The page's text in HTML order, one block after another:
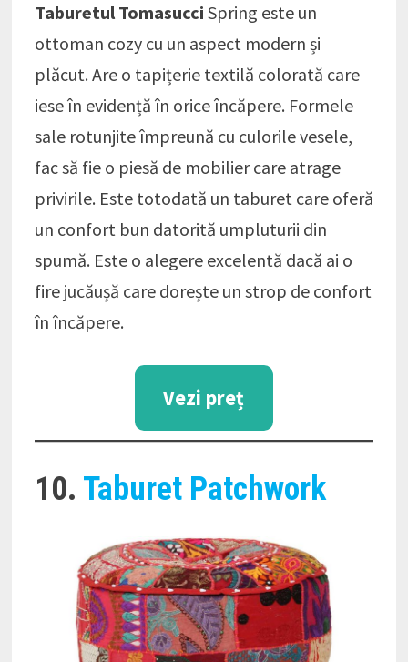
Taburetul Tomasucci Spring este un
ottoman cozy cu un aspect modern și
plăcut. Are o tapițerie textilă colorată care
iese în evidență în orice încăpere. Formele
sale rotunjite împreună cu culorile vesele,
fac să fie o piesă de mobilier care atrage
privirile. Este totodată un taburet care oferă
un confort bun datorită umpluturii din
spumă. Este o alegere excelentă dacă ai o
fire jucăușă care dorește un strop de confort
în încăpere.
Vezi preț
10. Taburet Patchwork